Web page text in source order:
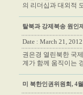
의 리더십과 대외적
탈북과 강제북송 원인
Date : March 21, 2012
권은경 열린북한 국
계가 함께 움직이는
미 북한인권위원회, 4